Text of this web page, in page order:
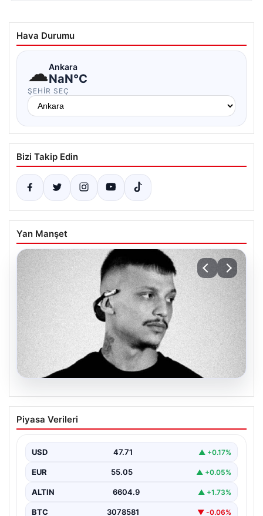
Hava Durumu
☁Ankara
NaN°C
ŞEHIR SEÇ
Bizi Takip Edin
Yan Manşet
06.08.2026
Klibinde silah kullanan rapçi Yuşa
Keskin ile 3 şüpheli adli kontrol ile
Piyasa Verileri
USD 47.71 ▲ +0.17%
EUR 55.05 ▲ +0.05%
ALTIN 6604.9 ▲ +1.73%
BTC 3078581 ▼ -0.06%